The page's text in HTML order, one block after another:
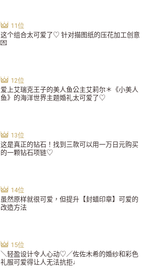
这个组合太可爱了♡ 针对描图纸的压花加工创意
💌
爱上艾瑞克王子的美人鱼公主艾莉尔＊《小美人
鱼》的海洋世界主题婚礼太可爱了♡
这是真正的钻石！找到三款可以用一万日元购买
的一颗钻石项链♡
虽然原样就很可爱，但提升【封蜡印章】可爱的
改造方法
＼轻盈设计令人心动♡／佐佐木希的婚纱和彩色
礼服可爱得让人无法抗拒♩